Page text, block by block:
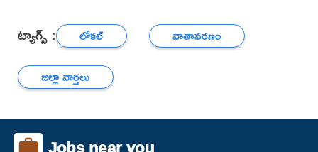
ట్యాగ్స్ : లోకల్
వాతావరణం
జిల్లా వార్తలు